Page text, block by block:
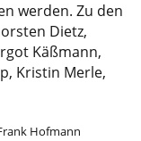
werden. Zu den
Dietz,
Käßmann,
Kristin Merle,
Hofmann